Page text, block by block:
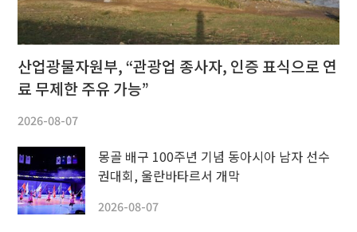
산업광물자원부, “관광업 종사자, 인증 표식으로 연
료 무제한 주유 가능”
2026-08-07
몽골 배구 100주년 기념 동아시아 남자 선수
권대회, 울란바타르서 개막
2026-08-07